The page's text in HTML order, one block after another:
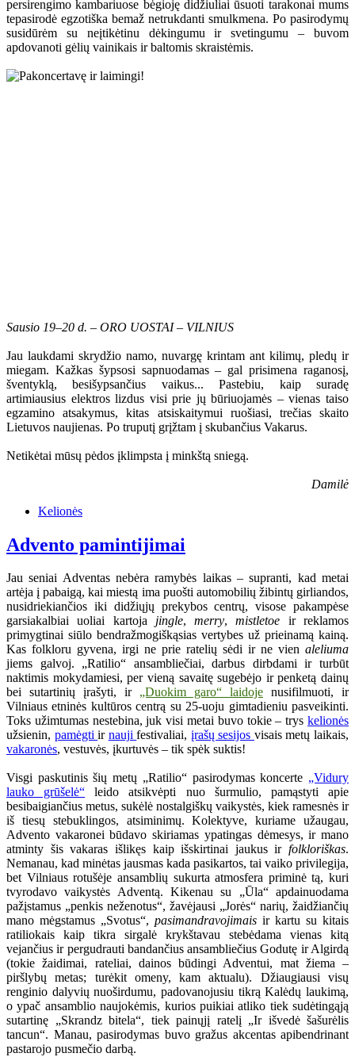
persirengimo kambariuose bėgioję didžiuliai ūsuoti tarakonai mums
tepasirodė egzotiška bemaž netrukdanti smulkmena. Po pasirodymų
susidūrėm su neįtikėtinu dėkingumu ir svetingumu – buvom
apdovanoti gėlių vainikais ir baltomis skraistėmis.
Sausio 19–20 d. – ORO UOSTAI – VILNIUS
Jau laukdami skrydžio namo, nuvargę krintam ant kilimų, pledų ir
miegam. Kažkas šypsosi sapnuodamas – gal prisimena raganosį,
šventyklą, besišypsančius vaikus... Pastebiu, kaip suradę
artimiausius elektros lizdus visi prie jų būriuojamės – vienas taiso
egzamino atsakymus, kitas atsiskaitymui ruošiasi, trečias skaito
Lietuvos naujienas. Po truputį grįžtam į skubančius Vakarus.
Netikėtai mūsų pėdos įklimpsta į minkštą sniegą.
Damilė
Kelionės
Advento pamintijimai
Jau seniai Adventas nebėra ramybės laikas – supranti, kad metai
artėja į pabaigą, kai miestą ima puošti automobilių žibintų girliandos,
nusidriekiančios iki didžiųjų prekybos centrų, visose pakampėse
garsiakalbiai uoliai kartoja jingle,merry,mistletoe ir reklamos
primygtinai siūlo bendražmogiškąsias vertybes už prieinamą kainą.
Kas folkloru gyvena, irgi ne prie ratelių sėdi ir ne vien aleliuma
jiems galvoj. „Ratilio“ ansambliečiai, darbus dirbdami ir turbūt
naktimis mokydamiesi, per vieną savaitę sugebėjo ir penketą dainų
bei sutartinių įrašyti, ir „Duokim garo“ laidoje nusifilmuoti, ir
Vilniaus etninės kultūros centrą su 25-uoju gimtadieniu pasveikinti.
Toks užimtumas nestebina, juk visi metai buvo tokie – trys kelionės
užsienin, pamėgtiir naujifestivaliai, įrašų sesijos visais metų laikais,
vakaronės, vestuvės, įkurtuvės – tik spėk suktis!
Visgi paskutinis šių metų „Ratilio“ pasirodymas koncerte „Vidury
lauko grūšelė“ leido atsikvėpti nuo šurmulio, pamąstyti apie
besibaigiančius metus, sukėlė nostalgiškų vaikystės, kiek ramesnės ir
iš tiesų stebuklingos, atsiminimų. Kolektyve, kuriame užaugau,
Advento vakaronei būdavo skiriamas ypatingas dėmesys, ir mano
atminty šis vakaras išlikęs kaip išskirtinai jaukus ir folkloriškas.
Nemanau, kad minėtas jausmas kada pasikartos, tai vaiko privilegija,
bet Vilniaus rotušėje ansamblių sukurta atmosfera priminė tą, kuri
tvyrodavo vaikystės Adventą. Kikenau su „Ūla“ apdainuodama
pažįstamus „penkis neženotus“, žavėjausi „Jorės“ narių, žaidžiančių
mano mėgstamus „Svotus“, pasimandravojimais ir kartu su kitais
ratiliokais kaip tikra sirgalė krykštavau stebėdama vienas kitą
vejančius ir pergudrauti bandančius ansambliečius Godutę ir Algirdą
(tokie žaidimai, rateliai, dainos būdingi Adventui, mat žiema –
piršlybų metas; turėkit omeny, kam aktualu). Džiaugiausi visų
renginio dalyvių nuoširdumu, padovanojusiu tikrą Kalėdų laukimą,
o ypač ansamblio naujokėmis, kurios puikiai atliko tiek sudėtingąją
sutartinę „Skrandz bitela“, tiek painųjį ratelį „Ir išvedė šašurėlis
tancun“. Manau, pasirodymas buvo gražus akcentas apibendrinant
pastarojo pusmečio darbą.